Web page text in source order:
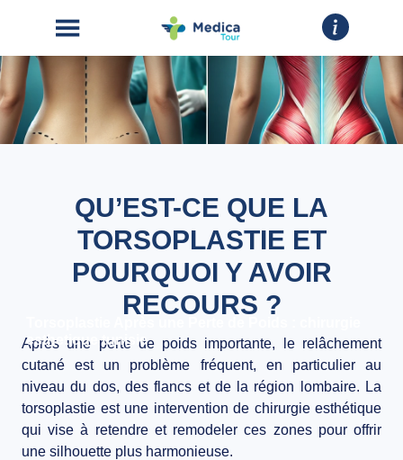
CHIRURGIE
PROPOS
BLOG
esthetique tunisie
QU’EST-CE QUE LA
TORSOPLASTIE ET
POURQUOI Y AVOIR
RECOURS ?
Après une perte de poids importante, le relâchement
cutané est un problème fréquent, en particulier au
niveau du dos, des flancs et de la région lombaire. La
torsoplastie est une intervention de chirurgie esthétique
qui vise à retendre et remodeler ces zones pour offrir
une silhouette plus harmonieuse.